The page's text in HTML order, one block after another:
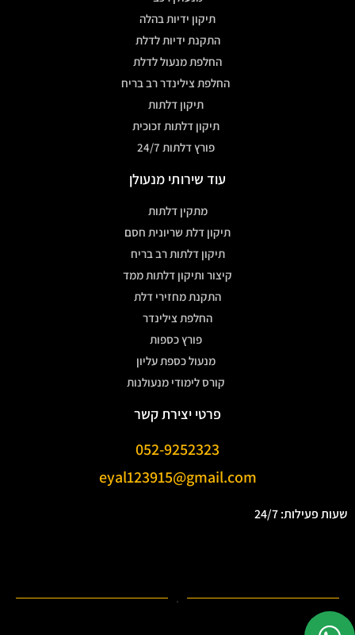
תיקון ידיות בהלה
התקנת ידיות לדלת
החלפת מנעול לדלת
החלפת צילינדר רב בריח
תיקון דלתות
תיקון דלתות זכוכית
פורץ דלתות 24/7
עוד שירותי מנעולן
מתקין דלתות
תיקון דלת שריונית חסם
תיקון דלתות רב בריח
קיצור ותיקון דלתות ממד
התקנת מחזירי דלת
החלפת צילינדר
פורץ כספות
מנעול כספת עליון
קורס לימודי מנעולנות
פרטי יצירת קשר
052-9252323
eyal123915@gmail.com
שעות פעילות: 24/7
.